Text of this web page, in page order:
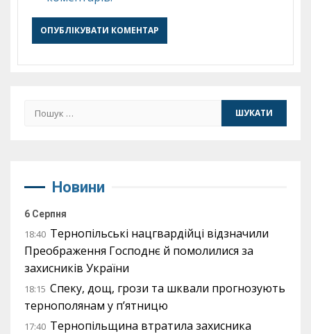
Пошук:
Новини
6 Серпня
18:40 Тернопільські нацгвардійці відзначили
Преображення Господнє й помолилися за
захисників України
18:15 Спеку, дощ, грози та шквали прогнозують
тернополянам у п’ятницю
17:40 Тернопільщина втратила захисника